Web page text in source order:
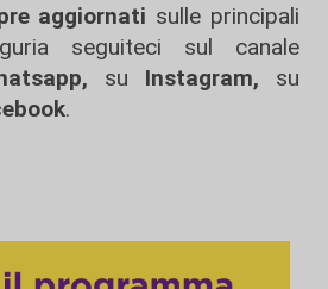
aggiornati sulle principali
seguiteci sul canale
su Instagram, su
.